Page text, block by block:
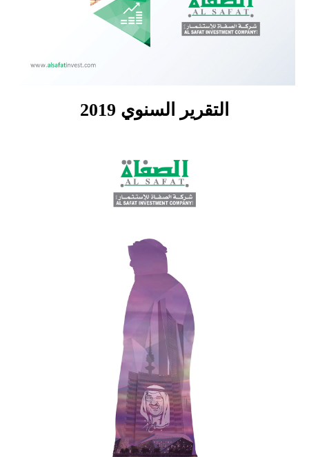
التقرير السنوي 2019